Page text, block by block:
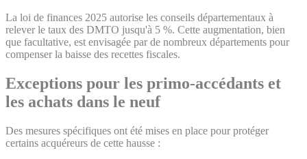
La loi de finances 2025 autorise les conseils départementaux à
relever le taux des DMTO jusqu'à 5 %. Cette augmentation, bien
que facultative, est envisagée par de nombreux départements pour
compenser la baisse des recettes fiscales.
Exceptions pour les primo-accédants et
les achats dans le neuf
Des mesures spécifiques ont été mises en place pour protéger
certains acquéreurs de cette hausse :